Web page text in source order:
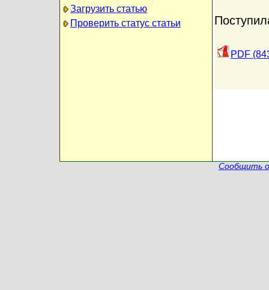
Загрузить статью
Проверить статус статьи
PDF
Сообщить о